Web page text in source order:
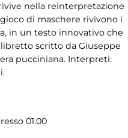
nella reinterpretazione
di maschere rivivono i
in un testo innovativo che
scritto da Giuseppe
pucciniana. Interpreti:
01.00